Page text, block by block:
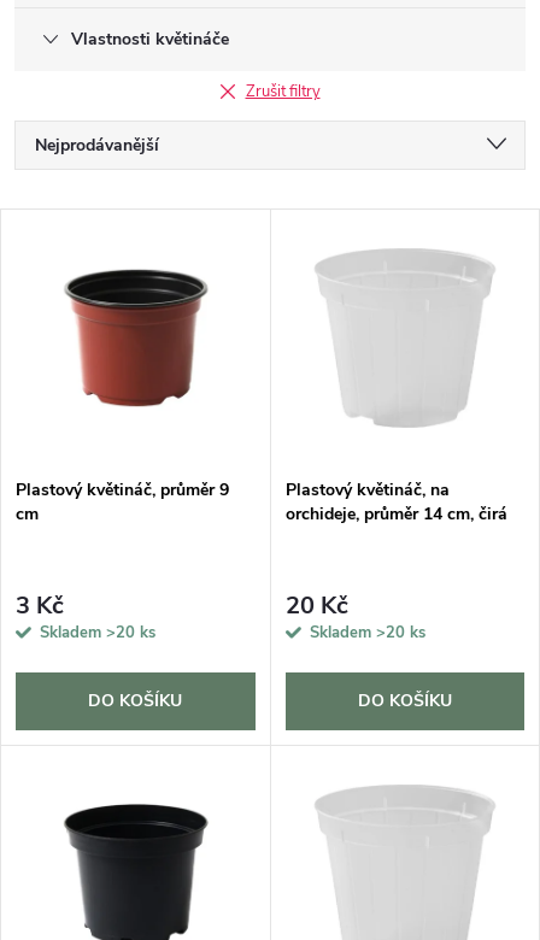
Vlastnosti květináče
Zrušit filtry
Ř
a
p
o
d
u
Nejprodávanější
Abecedně
s
p
r
o
d
Plastový květináč, průměr 9
cm
3 Kč
Skladem >20 ks
DO KOŠÍKU
Plastový květináč, na
orchideje, průměr 14 cm, čirá
20 Kč
Skladem >20 ks
DO KOŠÍKU